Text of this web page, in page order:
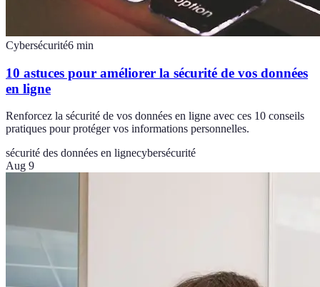
Cybersécurité6 min
10 astuces pour améliorer la sécurité de vos données
en ligne
Renforcez la sécurité de vos données en ligne avec ces 10 conseils
pratiques pour protéger vos informations personnelles.
sécurité des données en lignecybersécurité
Aug 9